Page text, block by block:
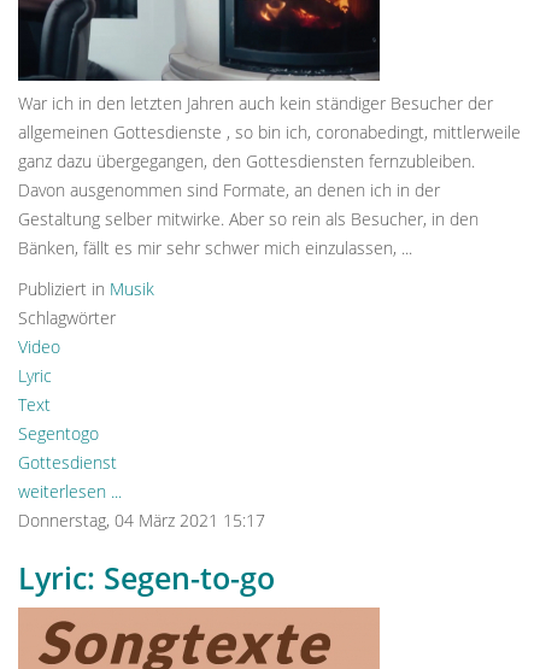
War ich in den letzten Jahren auch kein ständiger Besucher der
allgemeinen Gottesdienste , so bin ich, coronabedingt, mittlerweile
ganz dazu übergegangen, den Gottesdiensten fernzubleiben.
Davon ausgenommen sind Formate, an denen ich in der
Gestaltung selber mitwirke. Aber so rein als Besucher, in den
Bänken, fällt es mir sehr schwer mich einzulassen, ...
Publiziert in Musik
Schlagwörter
Video
Lyric
Text
Segentogo
Gottesdienst
weiterlesen ...
Donnerstag, 04 März 2021 15:17
Lyric: Segen-to-go